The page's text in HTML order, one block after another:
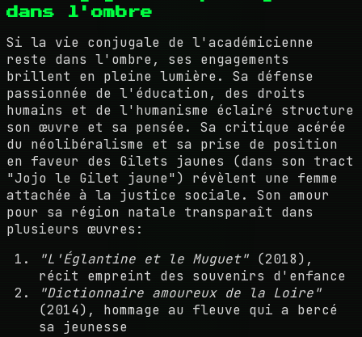
dans l'ombre
Si la vie conjugale de l'académicienne
reste dans l'ombre, ses engagements
brillent en pleine lumière. Sa défense
passionnée de l'éducation, des droits
humains et de l'humanisme éclairé structure
son œuvre et sa pensée. Sa critique acérée
du néolibéralisme et sa prise de position
en faveur des Gilets jaunes (dans son tract
"Jojo le Gilet jaune") révèlent une femme
attachée à la justice sociale. Son amour
pour sa région natale transparaît dans
plusieurs œuvres:
"L'Églantine et le Muguet" (2018),
récit empreint des souvenirs d'enfance
"Dictionnaire amoureux de la Loire"
(2014), hommage au fleuve qui a bercé
sa jeunesse